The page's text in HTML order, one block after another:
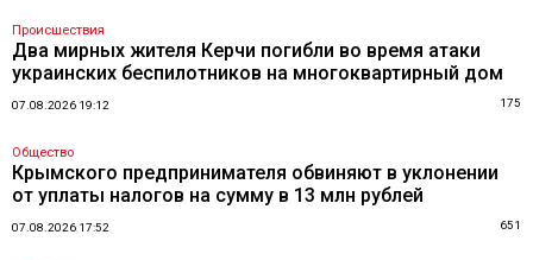
Происшествия
Два мирных жителя Керчи погибли во время атаки
украинских беспилотников на многоквартирный дом
07.08.2026 19:12 175
Общество
Крымского предпринимателя обвиняют в уклонении
от уплаты налогов на сумму в 13 млн рублей
07.08.2026 17:52 651